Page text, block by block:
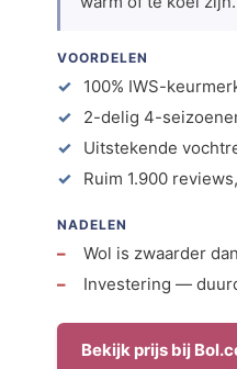
VOORDELEN
100% IWS-
2-delig 4-
Uitstekende
Ruim 1.900
NADELEN
Wol is zwaarder
Investering —
Bekijk prijs bij